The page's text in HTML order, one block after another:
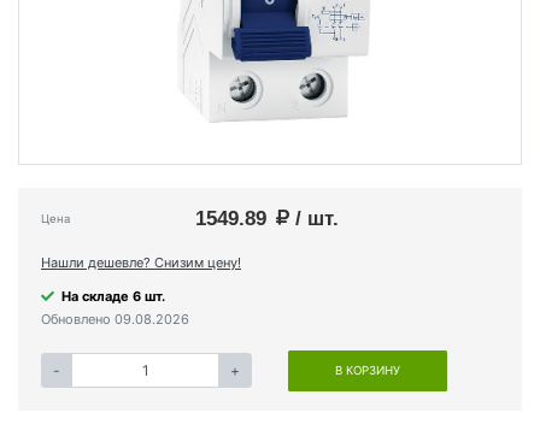
Цена 1549.89 / шт.
Нашли дешевле? Снизим цену!
На складе 6 шт.
Обновлено 09.08.2026
- + В КОРЗИНУ